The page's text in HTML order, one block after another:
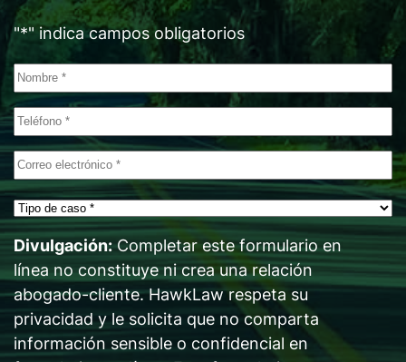
"*" indica campos obligatorios
Nombre
Teléfono
Correo
electrónico*
Tipo
de
caso*
Divulgación:Completar este formulario en
línea no constituye ni crea una relación
abogado-cliente. HawkLaw respeta su
privacidad y le solicita que no comparta
información sensible o confidencial en